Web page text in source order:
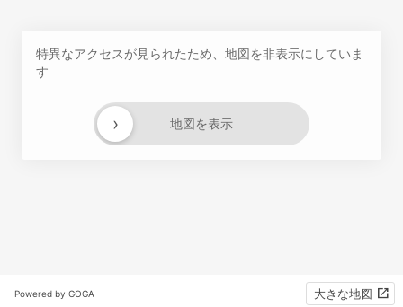
特異なアクセスが見られたため、地図を非表示にしていま
す
地図を表示
›
Powered by GOGA 大きな地図